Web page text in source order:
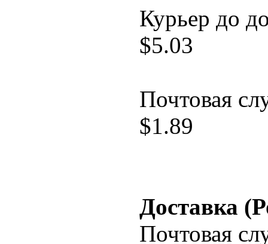
Курьер до
$5.03
Почтовая
$1.89
Доставка
Почтовая